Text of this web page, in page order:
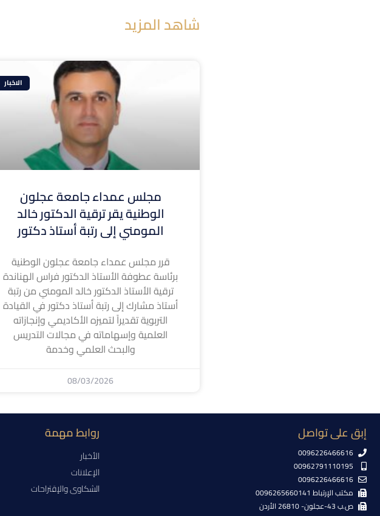
شاهد المزيد
الاخبار
مجلس عمداء جامعة عجلون
الوطنية يقر ترقية الدكتور خالد
المومني إلى رتبة أستاذ دكتور
قرر مجلس عمداء جامعة عجلون الوطنية
برئاسة عطوفة الأستاذ الدكتور فراس الهناندة
ترقية الأستاذ الدكتور خالد المومني من رتبة
أستاذ مشارك إلى رتبة أستاذ دكتور في القيادة
التربوية تقديراً لتميزه الأكاديمي وإنجازاته
العلمية وإسهاماته في مجالات التدريس
والبحث العلمي وخدمة
08/03/2026
إبق على تواصل
0096226466616
00962791110195
0096226466616
مكتب الإرتباط 0096265660141
ص.ب 43-عجلون- 26810 الأردن
روابط مهمة
الأخبار
الإعلانات
الشكاوى والإقتراحات